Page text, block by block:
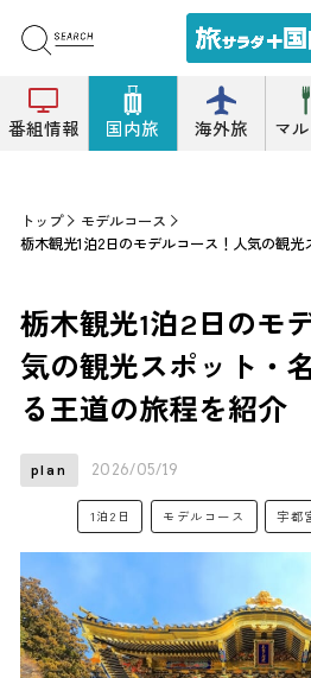
番組情報 国内旅 海外旅 マ
トップ
モデルコース
栃木観光1泊2日のモ
気の観光スポット・
る王道の旅程を紹介
plan 2026/05/19
1泊2日 モデルコース 宇都